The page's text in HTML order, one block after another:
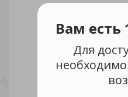
Вам есть
Для